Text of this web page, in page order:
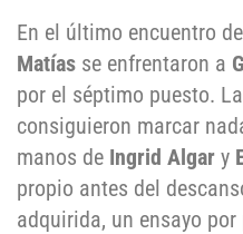
En el último encuentro
Matías se enfrentaron a
por el séptimo puesto.
consiguieron marcar
manos de Ingrid Algar y
propio antes del
adquirida, un ensayo